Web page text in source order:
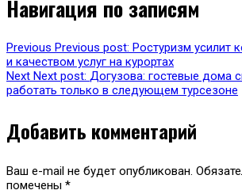
Навигация по записям
Previous Previous post: Ростуризм усилит
и качеством услуг на курортах
Next Next post: Догузова: гостевые дома
работать только в следующем турсезоне
Добавить комментарий
Ваш e-mail не будет опубликован.
помечены *